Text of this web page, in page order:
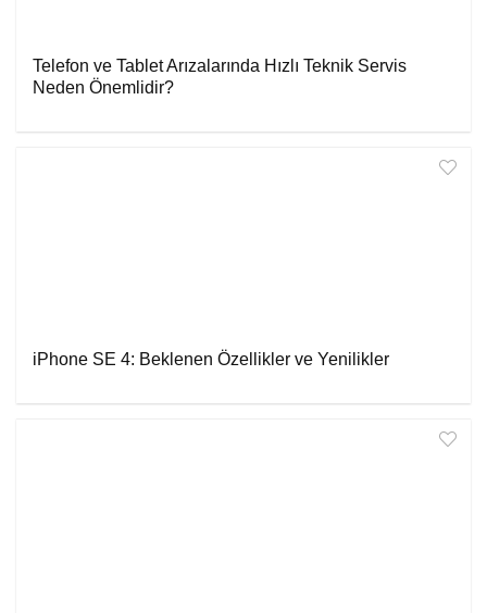
Telefon ve Tablet Arızalarında Hızlı Teknik Servis
Neden Önemlidir?
iPhone SE 4: Beklenen Özellikler ve Yenilikler